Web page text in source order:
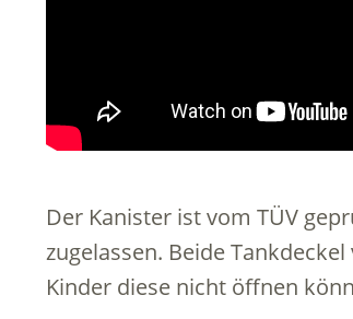
Der Kanister ist vom TÜV
zugelassen. Beide
Kinder diese nicht öffnen